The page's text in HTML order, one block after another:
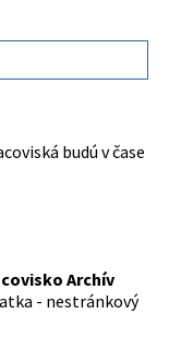
budú v čase
Archív
- nestránkový